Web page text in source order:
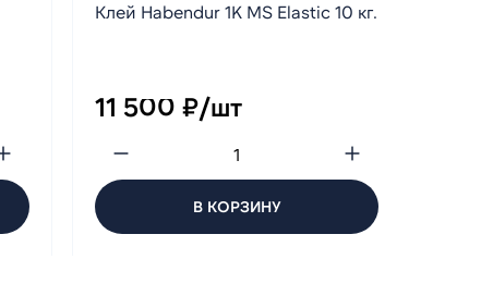
Клей Habendur 1K MS Elastic 10 кг.
11 500 ₽/шт
В КОРЗИНУ